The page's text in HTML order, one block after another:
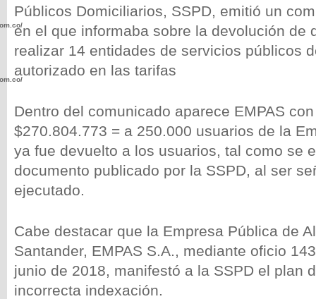
Públicos Domiciliarios, SSPD, emitió un
en el que informaba sobre la devolución de
realizar 14 entidades de servicios públicos
autorizado en las tarifas
Dentro del comunicado aparece EMPAS
$270.804.773 = a 250.000 usuarios de la
ya fue devuelto a los usuarios, tal como se
documento publicado por la SSPD, al ser
ejecutado.
Cabe destacar que la Empresa Pública de
Santander, EMPAS S.A., mediante oficio
junio de 2018, manifestó a la SSPD el plan
incorrecta indexación.
wp-
wp-
wp-
wp-